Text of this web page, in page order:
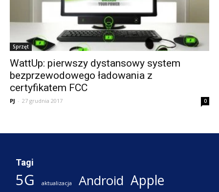
Sprzęt
WattUp: pierwszy dystansowy system
bezprzewodowego ładowania z
certyfikatem FCC
PJ - 27 grudnia 2017 0
Tagi
5G aktualizacja Android Apple